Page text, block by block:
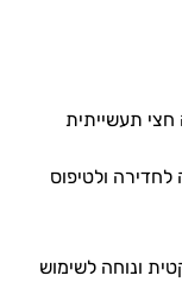
תעשייתית
תפרים בדקה לחדירה ולטיפוס
ונוחה לשימוש